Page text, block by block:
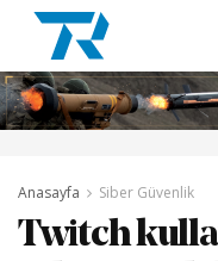
Anasayfa Siber Güvenlik
Twitch